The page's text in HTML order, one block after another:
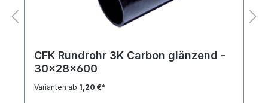
CFK Rundrohr 3K Carbon glänzend -
30x28x600
Varianten ab 1,20 €*